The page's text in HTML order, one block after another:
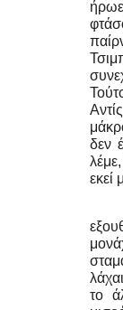
δεν
εκεί
Το
το